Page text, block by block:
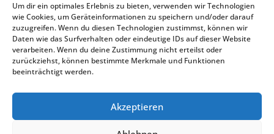
Um dir ein optimales Erlebnis zu bieten, verwenden wir Technologien
wie Cookies, um Geräteinformationen zu speichern und/oder darauf
zuzugreifen. Wenn du diesen Technologien zustimmst, können wir
Daten wie das Surfverhalten oder eindeutige IDs auf dieser Website
verarbeiten. Wenn du deine Zustimmung nicht erteilst oder
zurückziehst, können bestimmte Merkmale und Funktionen
beeinträchtigt werden.
Akzeptieren
Cookie-Richtlinie
Speisekarte